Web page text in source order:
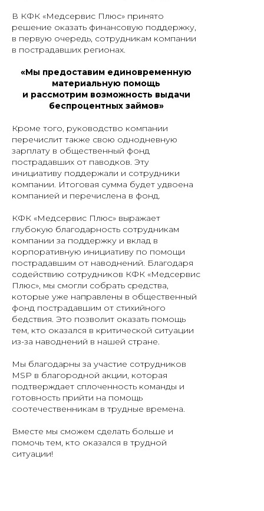
В КФК «Медсервис Плюс» принято
решение оказать финансовую поддержку,
в первую очередь, сотрудникам компании
в пострадавших регионах.
«Мы предоставим единовременную
материальную помощь
и рассмотрим возможность выдачи
беспроцентных займов»
Кроме того, руководство компании
перечислит также свою однодневную
зарплату в общественный фонд
пострадавших от паводков. Эту
инициативу поддержали и сотрудники
компании. Итоговая сумма будет удвоена
компанией и перечислена в фонд.
КФК «Медсервис Плюс» выражает
глубокую благодарность сотрудникам
компании за поддержку и вклад в
корпоративную инициативу по помощи
пострадавшим от наводнений. Благодаря
содействию сотрудников КФК «Медсервис
Плюс», мы смогли собрать средства,
которые уже направлены в общественный
фонд пострадавшим от стихийного
бедствия. Это позволит оказать помощь
тем, кто оказался в критической ситуации
из-за наводнений в нашей стране.
Мы благодарны за участие сотрудников
MSP в благородной акции, которая
подтверждает сплоченность команды и
готовность прийти на помощь
соотечественникам в трудные времена.
Вместе мы сможем сделать больше и
помочь тем, кто оказался в трудной
ситуации!